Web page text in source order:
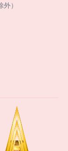
）